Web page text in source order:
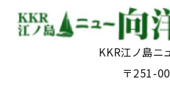
KKR江ノ島ニ
〒251-